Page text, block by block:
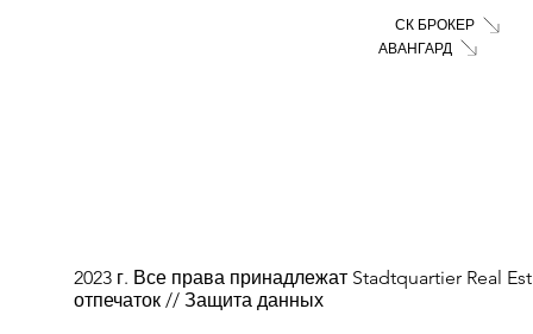
2023 г. Все права принадлежат Stadtquartier Real
отпечаток // Защита данных
СК БРОКЕР
АВАНГАРД